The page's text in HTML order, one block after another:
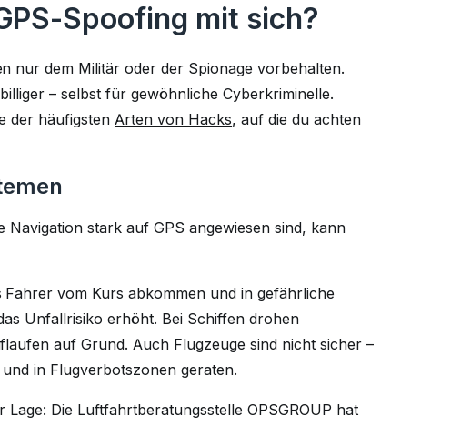
Spoofing mit sich?
nur dem Militär oder der Spionage vorbehalten.
– selbst für gewöhnliche Cyberkriminelle.
der häufigstenArten von Hacks, auf die du achten
stark auf GPS angewiesen sind, kann
vom Kurs abkommen und in gefährliche
Unfallrisiko erhöht. Bei Schiffen drohen
auf Grund. Auch Flugzeuge sind nicht sicher –
in Flugverbotszonen geraten.
Die Luftfahrtberatungsstelle OPSGROUP hat